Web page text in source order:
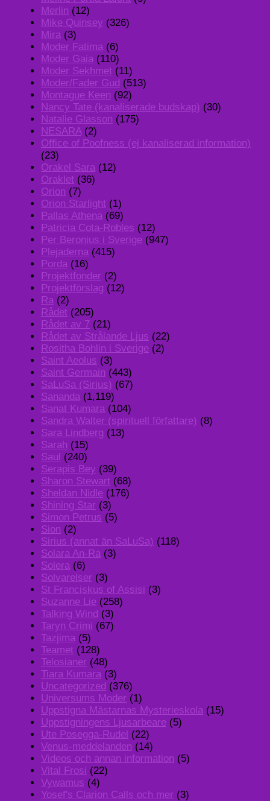
Merlin (12)
Mike Quinsey (326)
Mira (3)
Moder Fatima (6)
Moder Gaia (110)
Moder Sekhmet (11)
Moder/Fader Gud (513)
Montague Keen (92)
Nancy Tate (kanaliserade budskap) (30)
Natalie Glasson (175)
NESARA(2)
Office of Poofness (ej kanaliserad information)
(23)
Orakel Sara (12)
Oraklet (36)
Orion (7)
Orion Starlight (1)
Pallas Athena (69)
Patricia Cota-Robles (12)
Per Beronius i Sverige (947)
Plejaderna (415)
Porda (16)
Projektfonder (2)
Projektförslag (12)
Ra (2)
Rådet (205)
Rådet av 7 (21)
Rådet av Strålande Ljus (22)
Rositha Bohlin i Sverige (2)
Saint Aeolus (3)
Saint Germain (443)
SaLuSa (Sirius) (67)
Sananda (1,119)
Sanat Kumara (104)
Sandra Walter (spirituell författare) (8)
Sara Lindberg (13)
Sarah (15)
Saul (240)
Serapis Bey (39)
Sharon Stewart (68)
Sheldan Nidle (176)
Shining Star (3)
Simon Petrus (5)
Sion (2)
Sirius (annat än SaLuSa) (118)
Solara An-Ra (3)
Solera (6)
Solvarelser (3)
St Franciskus of Assisi (3)
Suzanne Lie (258)
Talking Wind (3)
Taryn Crimi (67)
Tazjima (5)
Teamet (128)
Telosianer (48)
Tiara Kumara (3)
Uncategorized (376)
Universums Moder (1)
Uppstigna Mästarnas Mysterieskola (15)
Uppstigningens Ljusarbeare (5)
Ute Posegga-Rudel (22)
Venus-meddelanden (14)
Videos och annan information (5)
Vital Frosi (22)
Vywamus (4)
Yosef's Clarion Calls och mer (3)